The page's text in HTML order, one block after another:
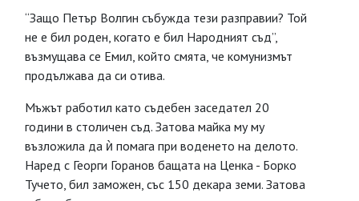
“Защо Петър Волгин събужда тези разправии? Той
не е бил роден, когато е бил Народният съд”,
възмущава се Емил, който смята, че комунизмът
продължава да си отива.
Мъжът работил като съдебен заседател 20
години в столичен съд. Затова майка му му
възложила да ѝ помага при воденето на делото.
Наред с Георги Горанов бащата на Ценка - Борко
Тучето, бил заможен, със 150 декара земи. Затова